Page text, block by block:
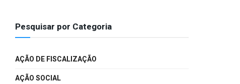
Pesquisar por Categoria
AÇÃO DE FISCALIZAÇÃO
AÇÃO SOCIAL